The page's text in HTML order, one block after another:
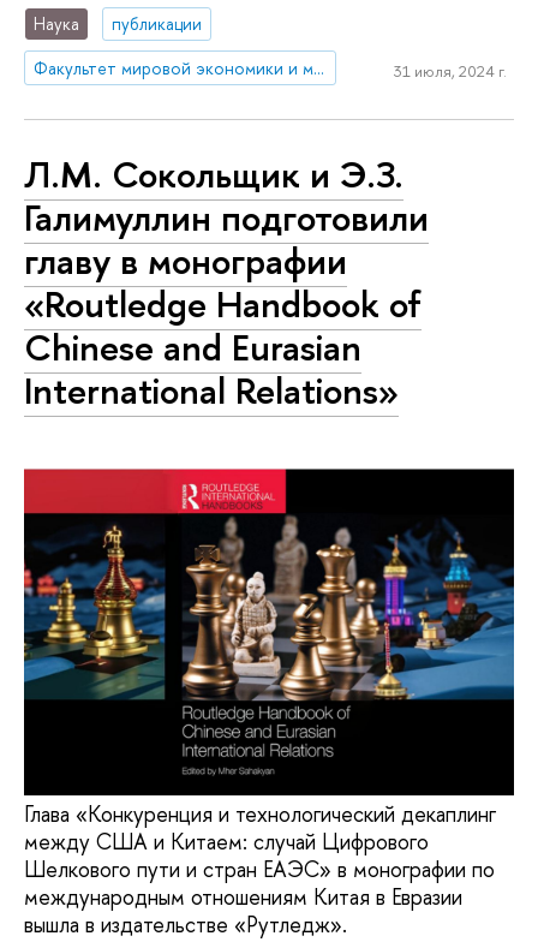
Наука
публикации
Факультет мировой экономики и мировой политики
31 июля, 2024 г.
Л.М. Сокольщик и Э.З.
Галимуллин подготовили
главу в монографии
«Routledge Handbook of
Chinese and Eurasian
International Relations»
Глава «Конкуренция и технологический декаплинг
между США и Китаем: случай Цифрового
Шелкового пути и стран ЕАЭС» в монографии по
международным отношениям Китая в Евразии
вышла в издательстве «Рутледж».